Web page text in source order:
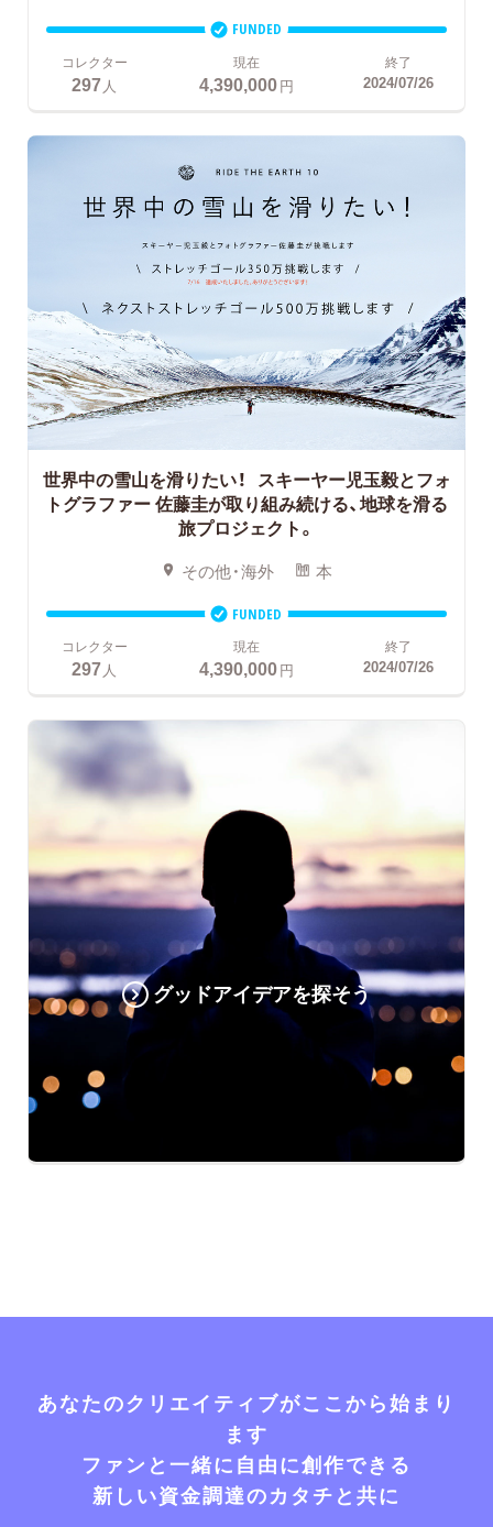
FUNDED
コレクター
297 人
現在
4,390,000円
終了
2024/07/26
世界中の雪山を滑りたい！ スキーヤー児玉毅とフォ
トグラファー 佐藤圭が取り組み続ける、地球を滑る
旅プロジェクト。
その他・海外 本
FUNDED
コレクター
297人
現在
4,390,000円
終了
2024/07/26
グッドアイデアを探そう
あなたのクリエイティブがここから始まり
ます
ファンと一緒に自由に創作できる
新しい資金調達のカタチと共に